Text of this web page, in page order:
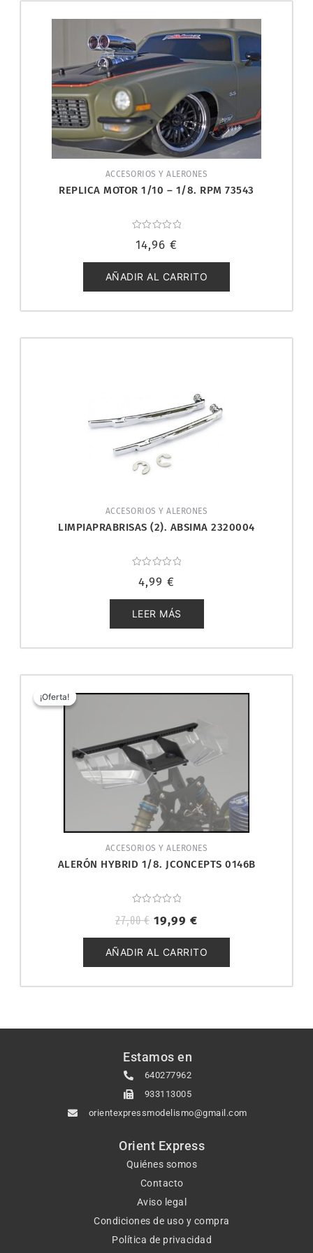
ACCESORIOS Y ALERONES
REPLICA MOTOR 1/10 – 1/8. RPM 73543
con
de
5
14,96 €
AÑADIR AL CARRITO
ACCESORIOS Y ALERONES
LIMPIAPRABRISAS (2). ABSIMA 2320004
con
de
5
4,99 €
LEER MÁS
¡Oferta!
¡Oferta!
ACCESORIOS Y ALERONES
ALERÓN HYBRID 1/8. JCONCEPTS 0146B
con
de
5
27,00€
precio
era:
27,00 €.
19,99 €
precio
es:
19,99 €.
AÑADIR AL CARRITO
Estamos en
640277962
933113005
orientexpressmodelismo@gmail.com
Orient Express
Quiénes somos
Contacto
Aviso legal
Condiciones de uso y compra
Política de privacidad